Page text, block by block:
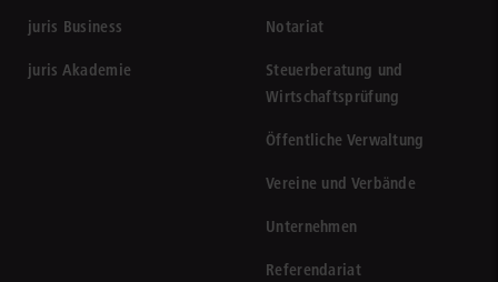
juris Business
juris Akademie
Notariat
Steuerberatung und
Wirtschaftsprüfung
Öffentliche Verwaltung
Vereine und Verbände
Unternehmen
Referendariat